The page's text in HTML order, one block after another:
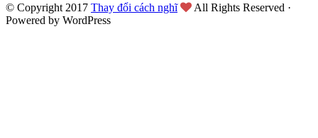
© Copyright 2017 Thay đổi cách nghĩ
All Rights Reserved ·
Powered by WordPress